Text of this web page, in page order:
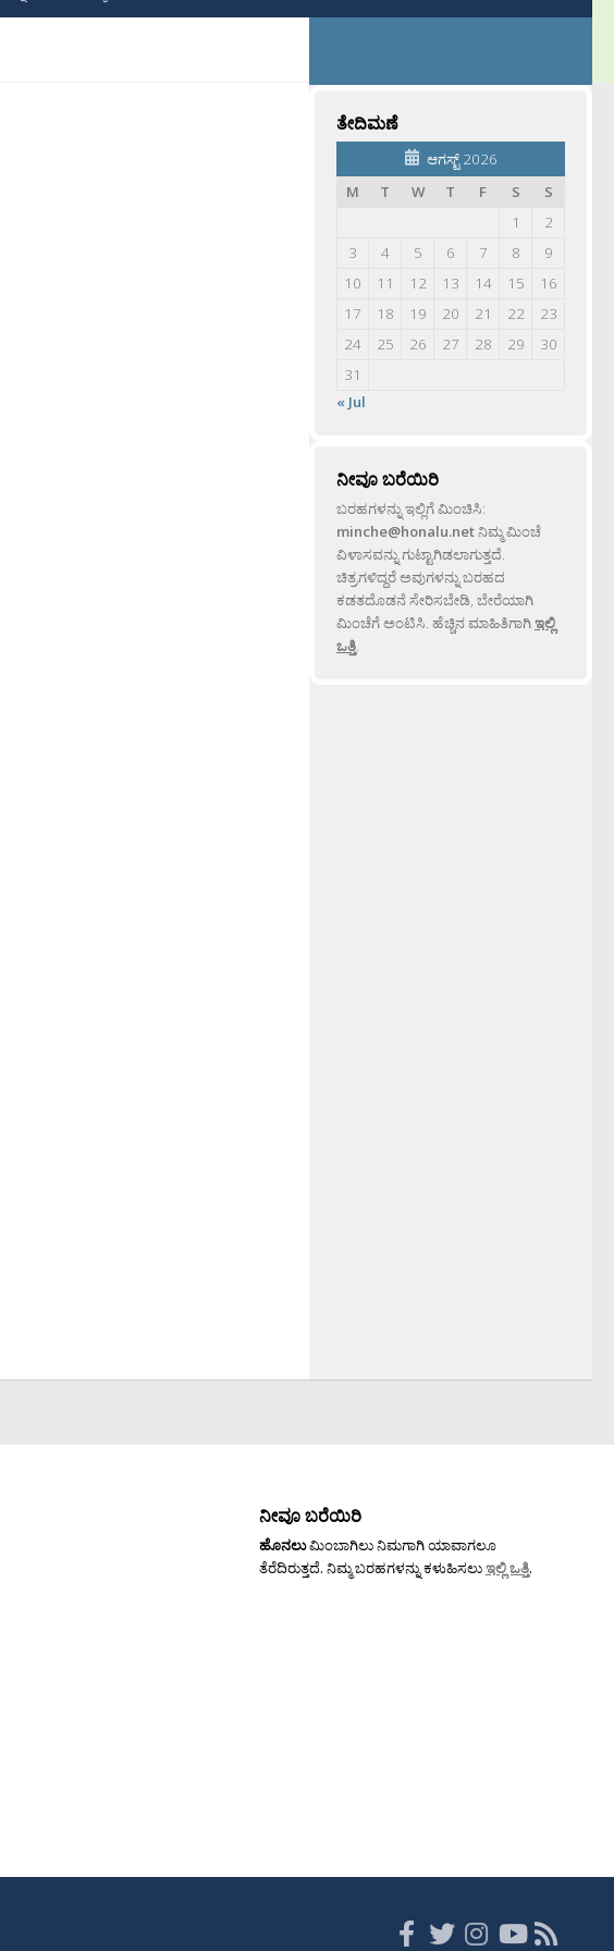
ತೇದಿಮಣೆ
ಆಗಸ್ಟ್ 2026
M
T W T F S
S
1
2
3
4 5 6 7 8
9
10
11 12 13 14 15
16
17
18 19 20 21 22
23
24
25 26 27 28 29
30
31
« Jul
ನೀವೂ ಬರೆಯಿರಿ
ಬರಹಗಳನ್ನು ಇಲ್ಲಿಗೆ ಮಿಂಚಿಸಿ:
minche@honalu.netನಿಮ್ಮ ಮಿಂಚೆ
ವಿಳಾಸವನ್ನು ಗುಟ್ಟಾಗಿಡಲಾಗುತ್ತದೆ.
ಚಿತ್ರಗಳಿದ್ದರೆ ಅವುಗಳನ್ನು ಬರಹದ
ಕಡತದೊಡನೆ ಸೇರಿಸಬೇಡಿ, ಬೇರೆಯಾಗಿ
ಮಿಂಚೆಗೆ ಅಂಟಿಸಿ. ಹೆಚ್ಚಿನ ಮಾಹಿತಿಗಾಗಿಇಲ್ಲಿ
ಒತ್ತಿ.
ನೀವೂ ಬರೆಯಿರಿ
ಹೊನಲುಮಿಂಬಾಗಿಲು ನಿಮಗಾಗಿ ಯಾವಾಗಲೂ
ತೆರೆದಿರುತ್ತದೆ. ನಿಮ್ಮ ಬರಹಗಳನ್ನು ಕಳುಹಿಸಲುಇಲ್ಲಿ ಒತ್ತಿ.